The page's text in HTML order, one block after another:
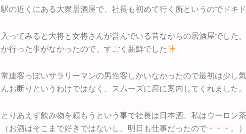
駅の近くにある大衆居酒屋で、社長も初めて行く所というのでドキ
入ってみると大将と女将さんが営んでいる昔ながらの居酒屋でした
か行った事がなかったので、すごく新鮮でした
常連客っぽいサラリーマンの男性客しかいなかったので最初は少し
んお断りというわけではなく、スムーズに席に案内してくれました。
とりあえず飲み物を頼もうという事で社長は日本酒、私はウーロン
（お酒はそこまで好きではないし、明日も仕事だったので・・・。）